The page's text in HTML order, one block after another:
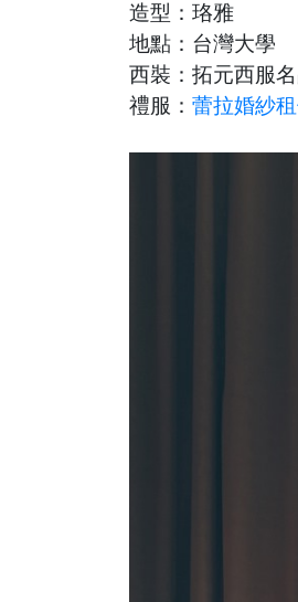
造型：珞雅
地點：台灣大學
西裝：拓元西服
禮服： 蕾拉婚紗